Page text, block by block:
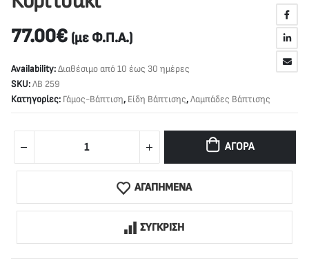
77.00€ (με Φ.Π.Α.)
Availability:Διαθέσιμο από 10 έως 30 ημέρες
SKU:ΛΒ 259
Κατηγορίες: Γάμος-Βάπτιση, Είδη Βάπτισης,Λαμπάδες Βάπτισης
ΑΓΟΡΆ
ΑΓΑΠΗΜΕΝΑ
ΣΥΓΚΡΙΣΗ